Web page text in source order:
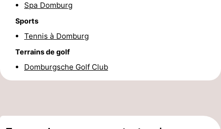
mini-
golf
bien-
être
villes
Nature
Visites
guidées
Sports
-
Spa Domburg
Sports
Tennis à Domburg
Terrains de golf
Domburgsche Golf Club